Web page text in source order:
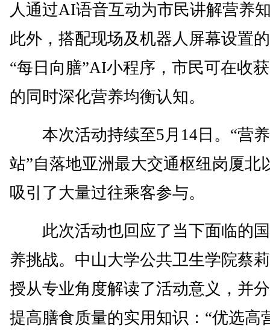
人通过AI语音互动为市民讲解营养
此外，搭配现场及机器人屏幕设置
“每日向膳”AI小程序，市民可在收
的同时深化营养均衡认知。
本次活动持续至5月14日。“营
站”自落地亚洲最大交通枢纽岗厦北
吸引了大量过往乘客参与。
此次活动也回应了当下面临的
养挑战。中山大学公共卫生学院蔡
授从专业角度解读了活动意义，并
提高膳食质量的实用知识：“优选高